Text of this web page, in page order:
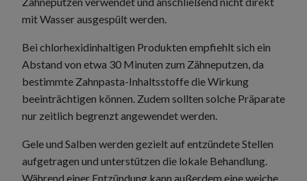
mit Wasser ausgespült werden.
Bei chlorhexidinhaltigen Produkten empfiehlt sich ein
Abstand von etwa 30 Minuten zum Zähneputzen, da
bestimmte Zahnpasta-Inhaltsstoffe die Wirkung
beeinträchtigen können. Zudem sollten solche Präparate
nur zeitlich begrenzt angewendet werden.
Gele und Salben werden gezielt auf entzündete Stellen
aufgetragen und unterstützen die lokale Behandlung.
Während einer Entzündung kann außerdem eine weiche